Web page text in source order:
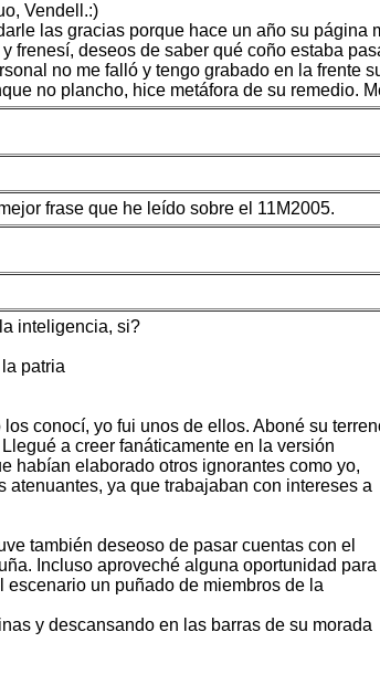
Vendell.:)
las gracias porque hace un año su página
frenesí, deseos de saber qué coño estaba
no me falló y tengo grabado en la frente
no plancho, hice metáfora de su remedio.
frase que he leído sobre el 11M2005.
inteligencia, si?
patria
conocí, yo fui unos de ellos. Aboné su
a creer fanáticamente en la versión
habían elaborado otros ignorantes como yo,
atenuantes, ya que trabajaban con intereses a
también deseoso de pasar cuentas con el
Incluso aproveché alguna oportunidad para
escenario un puñado de miembros de la
y descansando en las barras de su morada